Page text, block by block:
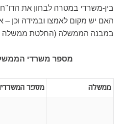
בין-משרדי במטרה לבחון את
האם יש מקום לאמצו ובמידה וכן –
במבנה הממשלה (החלטת ממשלה מס' 1887 מיום
מספר משרדי הממשלה,
ממשלה מספר